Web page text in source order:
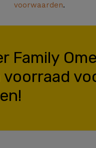
voorwaarden.
Family
voorraad